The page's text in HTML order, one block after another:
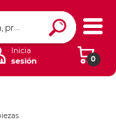
0
Inicia
sesión
Ingresar Codigo